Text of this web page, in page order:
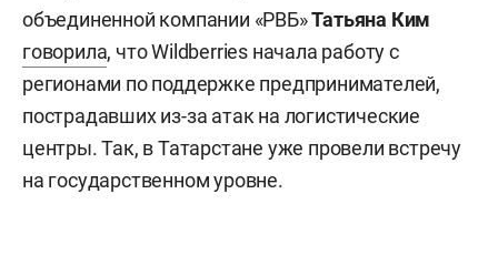
объединенной компании «РВБ»Татьяна Ким
говорила, что Wildberries начала работу с
регионами по поддержке предпринимателей,
пострадавших из-за атак на логистические
центры. Так, в Татарстане уже провели встречу
на государственном уровне.